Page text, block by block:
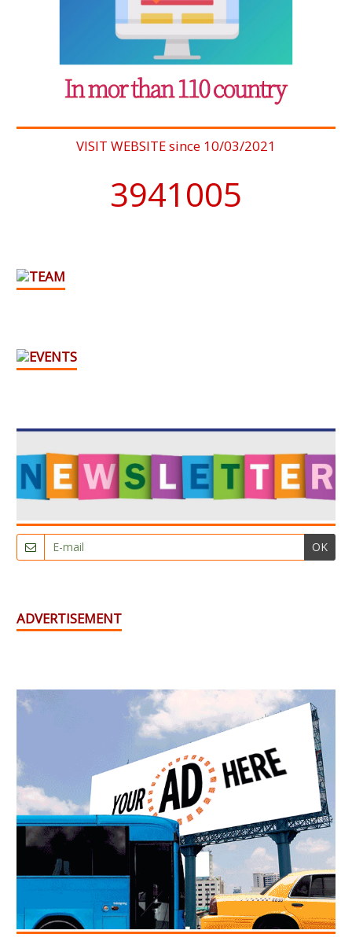
VISIT WEBSITE since 10/03/2021
4076902
OK
ADVERTISEMENT